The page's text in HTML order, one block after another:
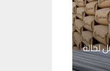
لحالة